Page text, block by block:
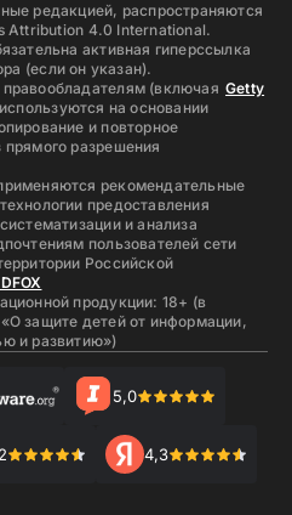
редакцией, распространяются
Attribution 4.0 International.
активная гиперссылка
(если он указан).
(включая Getty
на основании
и повторное
разрешения
рекомендательные
предоставления
и анализа
пользователей сети
Российской
продукции: 18+ (в
защите детей от информации,
и развитию»)
5,0
4,3